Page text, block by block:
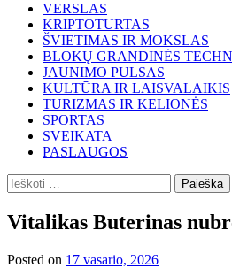
VERSLAS
KRIPTOTURTAS
ŠVIETIMAS IR MOKSLAS
BLOKŲ GRANDINĖS
JAUNIMO PULSAS
KULTŪRA IR LAISVALAIKIS
TURIZMAS IR KELIONĖS
SPORTAS
SVEIKATA
PASLAUGOS
Ieškoti:
Vitalikas Buterinas
Posted on 17 vasario, 2026